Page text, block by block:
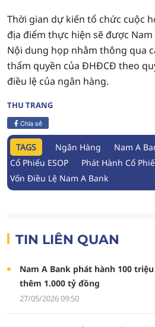
Thời gian dự kiến tổ chức cuộc
địa điểm thực hiện sẽ được
Nội dung họp nhằm thông qua
thẩm quyền của ĐHĐCĐ theo
điều lệ của ngân hàng.
THU TRANG
Chia sẻ
TAGS Ngân Hàng Nam A
Cổ Phiếu ESOP
Phát Hành Cổ
Vốn Điều Lệ Nam A Bank
TIN LIÊN QUAN
Nam A Bank phát hành 100
thêm 1.000 tỷ đồng
27/05/2026 09:50